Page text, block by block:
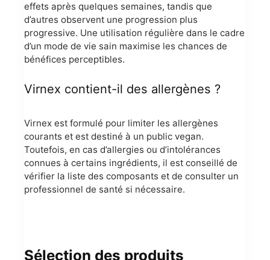
effets après quelques semaines, tandis que
d’autres observent une progression plus
progressive. Une utilisation régulière dans le cadre
d’un mode de vie sain maximise les chances de
bénéfices perceptibles.
Virnex contient-il des allergènes ?
Virnex est formulé pour limiter les allergènes
courants et est destiné à un public vegan.
Toutefois, en cas d’allergies ou d’intolérances
connues à certains ingrédients, il est conseillé de
vérifier la liste des composants et de consulter un
professionnel de santé si nécessaire.
Sélection des produits